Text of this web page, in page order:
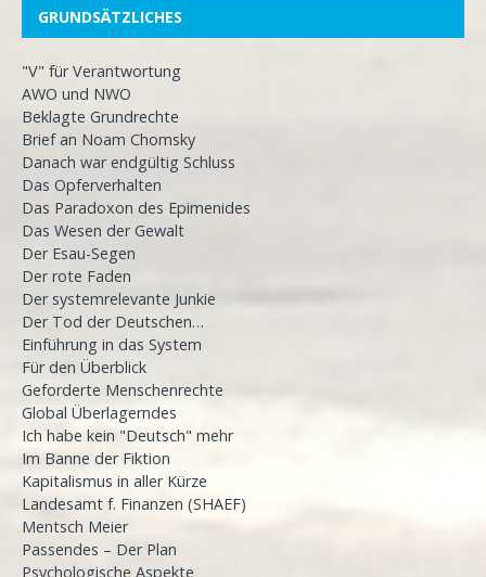
GRUNDSÄTZLICHES
"V" für Verantwortung
AWO und NWO
Beklagte Grundrechte
Brief an Noam Chomsky
Danach war endgültig Schluss
Das Opferverhalten
Das Paradoxon des Epimenides
Das Wesen der Gewalt
Der Esau-Segen
Der rote Faden
Der systemrelevante Junkie
Der Tod der Deutschen…
Einführung in das System
Für den Überblick
Geforderte Menschenrechte
Global Überlagerndes
Ich habe kein "Deutsch" mehr
Im Banne der Fiktion
Kapitalismus in aller Kürze
Landesamt f. Finanzen (SHAEF)
Mentsch Meier
Passendes – Der Plan
Psychologische Aspekte